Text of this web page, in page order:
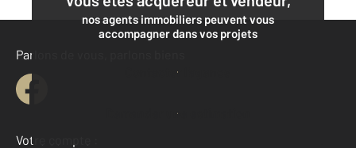
nos agents immobiliers peuvent vous
accompagner dans vos projets
Contacter l'agence
Demander une estimation
Parlons de vous, parlons biens
Votre compte :